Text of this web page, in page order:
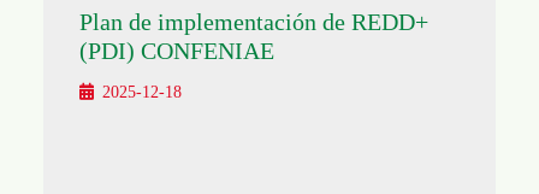
Plan de implementación de REDD+
(PDI) CONFENIAE
2025-12-18